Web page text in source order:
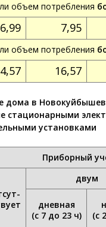
объем потребления
6,99 7,95
объем потребления
16,57
дома в
стационарными
установками
Приборный
двум
дневная
(с 7 до 23 ч)
(с